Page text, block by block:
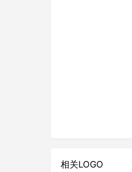
相关LOGO